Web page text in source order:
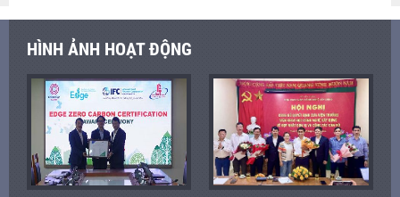
HÌNH ẢNH HOẠT ĐỘNG